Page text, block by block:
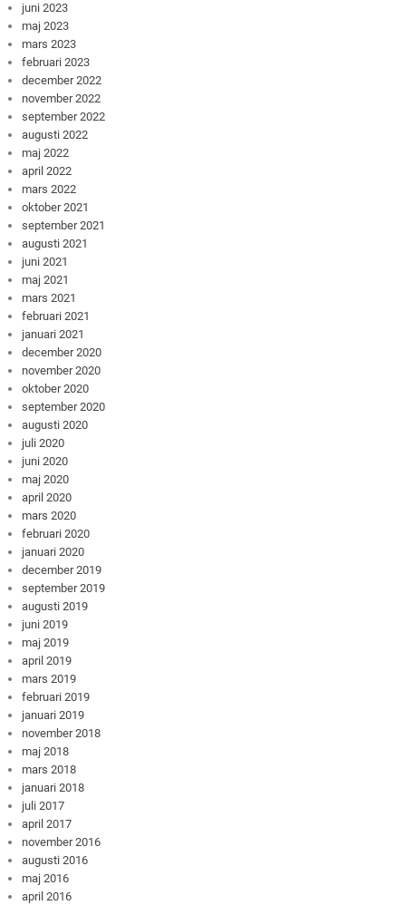
juni 2023
maj 2023
mars 2023
februari 2023
december 2022
november 2022
september 2022
augusti 2022
maj 2022
april 2022
mars 2022
oktober 2021
september 2021
augusti 2021
juni 2021
maj 2021
mars 2021
februari 2021
januari 2021
december 2020
november 2020
oktober 2020
september 2020
augusti 2020
juli 2020
juni 2020
maj 2020
april 2020
mars 2020
februari 2020
januari 2020
december 2019
september 2019
augusti 2019
juni 2019
maj 2019
april 2019
mars 2019
februari 2019
januari 2019
november 2018
maj 2018
mars 2018
januari 2018
juli 2017
april 2017
november 2016
augusti 2016
maj 2016
april 2016